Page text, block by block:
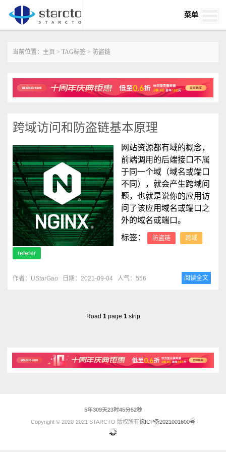
菜单
当前位置： 主页 > TAG标签 > 防盗链
跨域访问和防盗链基本原理
网站资源都有域的概念，
前端调用的后端接口不属
于同一个域（域名或端口
不同），就会产生跨域问
题，也就是说你的应用访
问了该应用域名或端口之
外的域名或端口。
标签：
防盗链 跨域
referer
作者：UStarGao 日期：2021-09-04 人气：556 阅读全文
Road 1page 1strip
5年309天23时45分52秒
Copyright © 2020-2021 STARCTO 版权所有豫ICP备2021001600号